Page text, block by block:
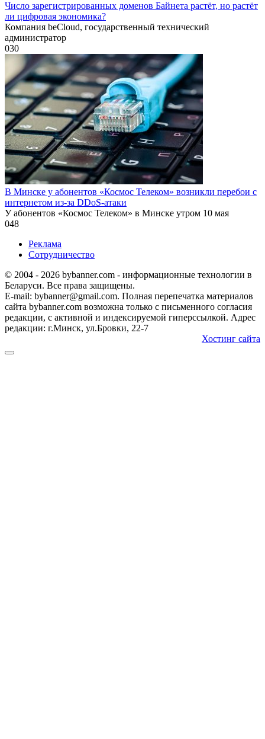
Число зарегистрированных доменов Байнета растёт, но растёт
ли цифровая экономика?
Компания beCloud, государственный технический
администратор
030
В Минске у абонентов «Космос Телеком» возникли перебои с
интернетом из-за DDoS-атаки
У абонентов «Космос Телеком» в Минске утром 10 мая
048
Реклама
Сотрудничество
© 2004 - 2026 bybanner.com - информационные технологии в
Беларуси. Все права защищены.
E-mail: bybanner@gmail.com. Полная перепечатка материалов
сайта bybanner.com возможна только с письменного согласия
редакции, с активной и индексируемой гиперссылкой. Адрес
редакции: г.Минск, ул.Бровки, 22-7
Хостинг сайта